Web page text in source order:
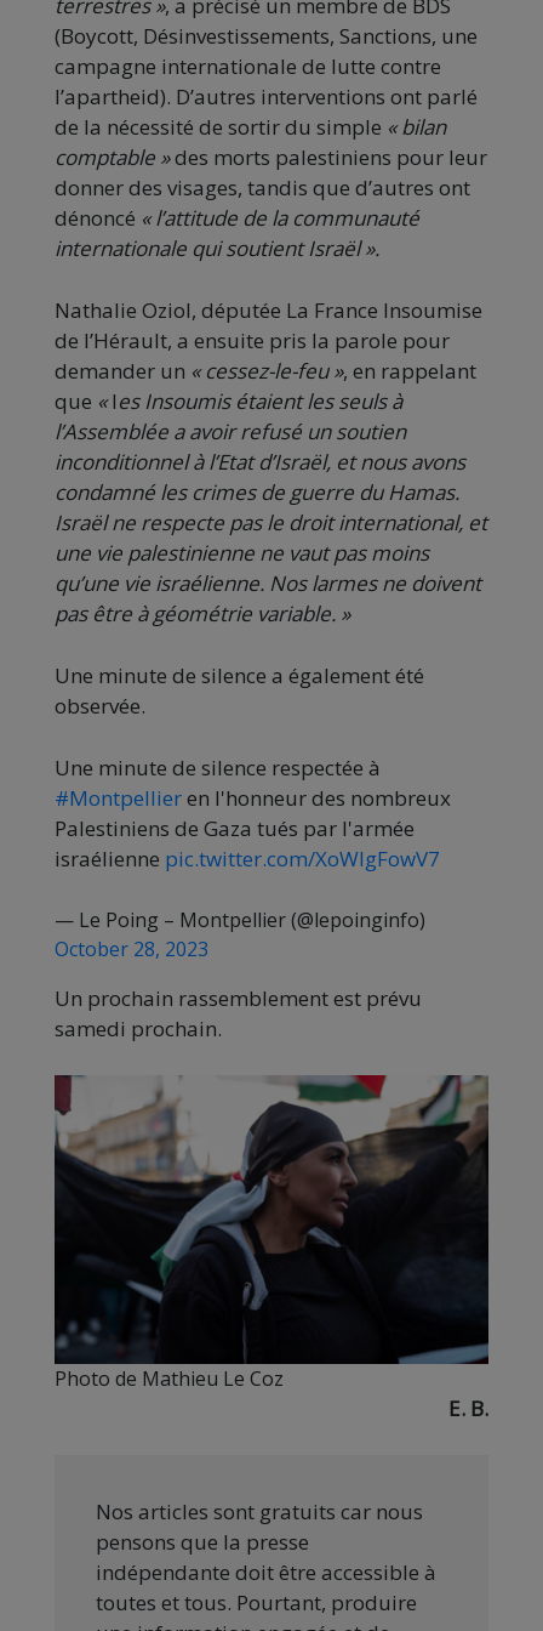
(Boycott, Désinvestissements, Sanctions, une
campagne internationale de lutte contre
l’apartheid). D’autres interventions ont parlé
de la nécessité de sortir du simple « bilan
comptable »des morts palestiniens pour leur
donner des visages, tandis que d’autres ont
dénoncé « l’attitude de la communauté
internationale qui soutient Israël».
Nathalie Oziol, députée La France Insoumise
de l’Hérault, a ensuite pris la parole pour
demander un « cessez-le-feu », en rappelant
que «les Insoumis étaient les seuls à
l’Assemblée a avoir refusé un soutien
inconditionnel à l’Etat d’Israël, et nous avons
condamné les crimes de guerre du Hamas.
Israël ne respecte pas le droit international, et
une vie palestinienne ne vaut pas moins
qu’une vie israélienne. Nos larmes ne doivent
pas être à géométrie variable. »
Une minute de silence a également été
observée.
Une minute de silence respectée à
#Montpellieren l'honneur des nombreux
Palestiniens de Gaza tués par l'armée
israélienne pic.twitter.com/XoWIgFowV7
— Le Poing – Montpellier (@lepoinginfo)
October 28, 2023
Un prochain rassemblement est prévu
samedi prochain.
Photo de Mathieu Le Coz
E. B.
Nos articles sont gratuits car nous
pensons que la presse
indépendante doit être accessible à
toutes et tous. Pourtant, produire